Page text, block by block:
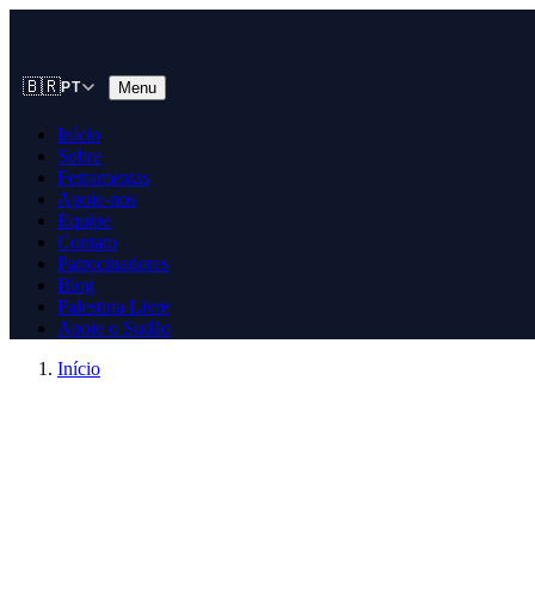
🇧🇷PT Menu
Início
Sobre
Ferramentas
Apoie-nos
Equipe
Contato
Patrocinadores
Blog
Palestina Livre
Apoie o Sudão
Início